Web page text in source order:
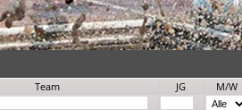
Team JG M/W